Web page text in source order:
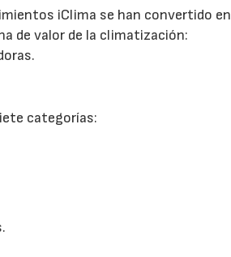
iClima se han convertido en
de valor de la climatización:
categorías: